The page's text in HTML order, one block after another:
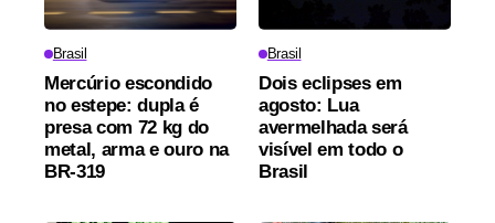
Brasil
Mercúrio escondido
no estepe: dupla é
presa com 72 kg do
metal, arma e ouro na
BR-319
Brasil
Dois eclipses em
agosto: Lua
avermelhada será
visível em todo o
Brasil